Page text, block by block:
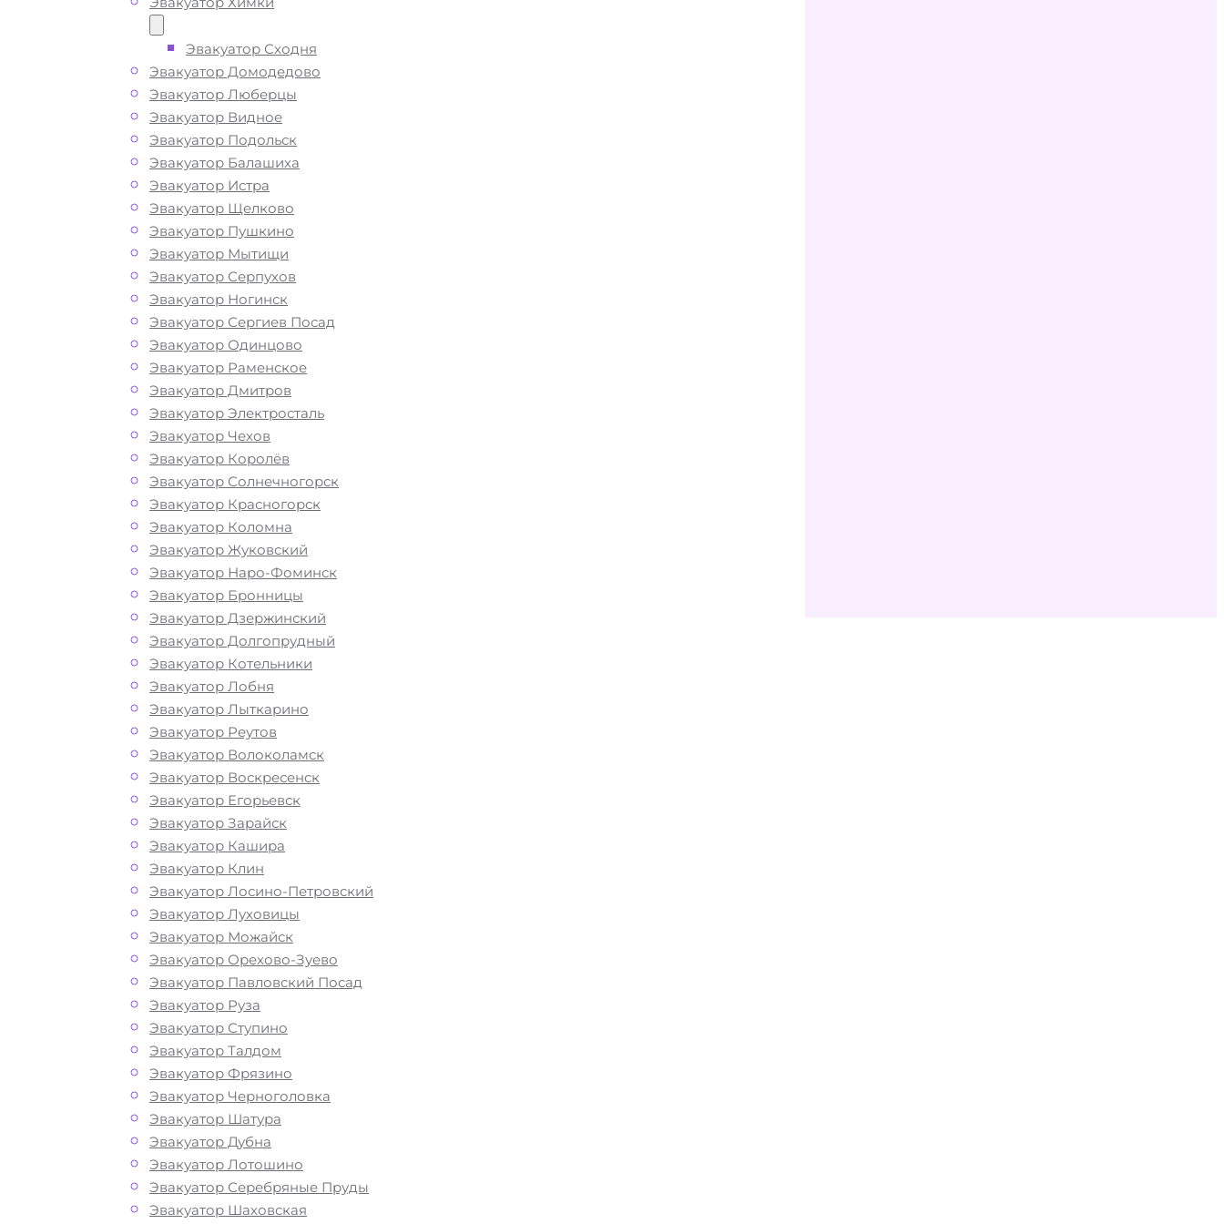
Эвакуатор Сходня
Эвакуатор Домодедово
Эвакуатор Люберцы
Эвакуатор Видное
Эвакуатор Подольск
Эвакуатор Балашиха
Эвакуатор Истра
Эвакуатор Щелково
Эвакуатор Пушкино
Эвакуатор Мытищи
Эвакуатор Серпухов
Эвакуатор Ногинск
Эвакуатор Сергиев Посад
Эвакуатор Одинцово
Эвакуатор Раменское
Эвакуатор Дмитров
Эвакуатор Электросталь
Эвакуатор Чехов
Эвакуатор Королёв
Эвакуатор Солнечногорск
Эвакуатор Красногорск
Эвакуатор Коломна
Эвакуатор Жуковский
Эвакуатор Наро-Фоминск
Эвакуатор Бронницы
Эвакуатор Дзержинский
Эвакуатор Долгопрудный
Эвакуатор Котельники
Эвакуатор Лобня
Эвакуатор Лыткарино
Эвакуатор Реутов
Эвакуатор Волоколамск
Эвакуатор Воскресенск
Эвакуатор Егорьевск
Эвакуатор Зарайск
Эвакуатор Кашира
Эвакуатор Клин
Эвакуатор Лосино-Петровский
Эвакуатор Луховицы
Эвакуатор Можайск
Эвакуатор Орехово-Зуево
Эвакуатор Павловский Посад
Эвакуатор Руза
Эвакуатор Ступино
Эвакуатор Талдом
Эвакуатор Фрязино
Эвакуатор Черноголовка
Эвакуатор Шатура
Эвакуатор Дубна
Эвакуатор Лотошино
Эвакуатор Серебряные Пруды
Эвакуатор Шаховская
ТЕЛЕФОН
Как перевезти
авто в
Парфёново?
Перевозка автомобиля по Парфёново
эвакуатором «МОБИ» дешево, круглосуточно
и срочно – это возможность быстро и без
лишних затрат решить возникшие
проблемы с автомобилем и получить
помощь на дороге. Мы рады предложить
вам свои услуги по вызову автоэвакуатора.
Звоните по телефону — у нас вы найдете
все, что нужно для оперативной и
безопасной эвакуации вашего авто: